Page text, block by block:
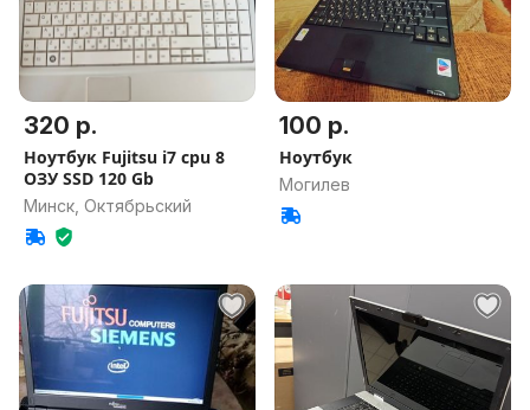
320 р.
Ноутбук Fujitsu i7 cpu 8
ОЗУ SSD 120 Gb
Минск, Октябрьский
100 р.
Ноутбук
Могилев